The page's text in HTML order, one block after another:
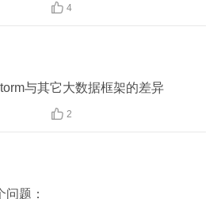
 4
与其它大数据框架的差异
 2
题：